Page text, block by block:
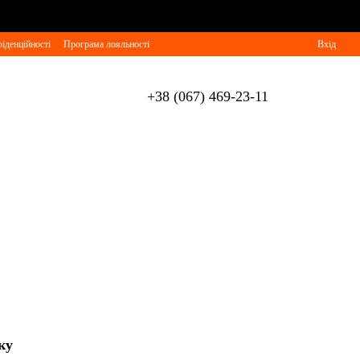
Програма лояльності Вхід
+38 (067) 469-23-11